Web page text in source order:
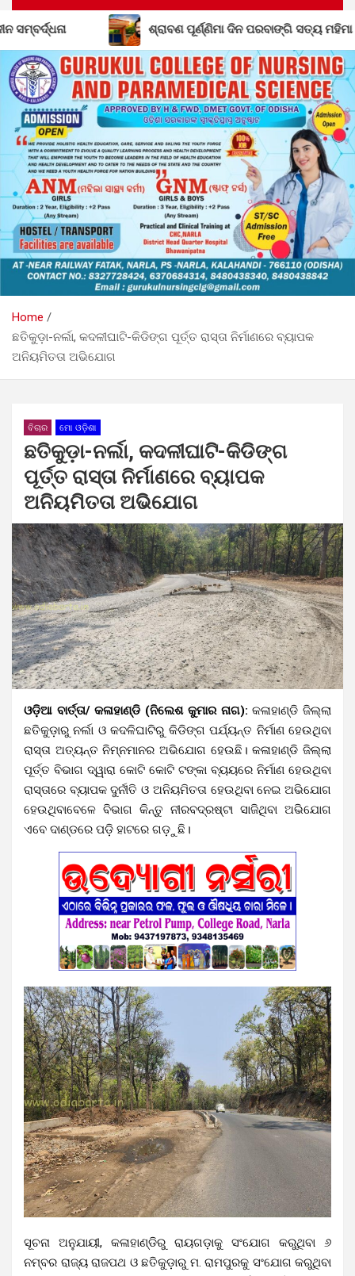
ଶ୍ରାବଣ ପୂର୍ଣ୍ଣିମା ଦିନ ପରବାଙ୍ଗି ସତ୍ୟ ମହିମା ଆଶ୍ରମରେ ମହାସମାରୋହରେ
Home
ଛତିକୁଡ଼ା-ନର୍ଲା, କଦଳୀଘାଟି-କିଡିଙ୍ଗ ପୂର୍ତ୍ତ ରାସ୍ତା ନିର୍ମାଣରେ ବ୍ୟାପକ
ଅନିୟମିତତା ଅଭିଯୋଗ
ବିଚାର ମୋ ଓଡ଼ିଶା
ଛତିକୁଡ଼ା-ନର୍ଲା, କଦଳୀଘାଟି-କିଡିଙ୍ଗ
ପୂର୍ତ୍ତ ରାସ୍ତା ନିର୍ମାଣରେ ବ୍ୟାପକ
ଅନିୟମିତତା ଅଭିଯୋଗ
ଓଡ଼ିଆ ବାର୍ତ୍ତା/ କଳାହାଣ୍ଡି (ନିଲେଶ କୁମାର ନାଗ): କଳାହାଣ୍ଡି ଜିଲ୍ଲା
ଛତିକୁଡ଼ାରୁ ନର୍ଲା ଓ କଦଳିଘାଟିରୁ କିଡିଙ୍ଗ ପର୍ଯ୍ୟନ୍ତ ନିର୍ମାଣ ହେଉଥିବା
ରାସ୍ତା ଅତ୍ୟନ୍ତ ନିମ୍ନମାନର ଅଭିଯୋଗ ହେଉଛି। କଳାହାଣ୍ଡି ଜିଲ୍ଲା
ପୂର୍ତ୍ତ ବିଭାଗ ଦ୍ୱାରା କୋଟି କୋଟି ଟଙ୍କା ବ୍ୟୟରେ ନିର୍ମାଣ ହେଉଥିବା
ରାସ୍ତାରେ ବ୍ୟାପକ ଦୁର୍ନୀତି ଓ ଅନିୟମିତତା ହେଉଥିବା ନେଇ ଅଭିଯୋଗ
ହେଉଥିବାବେଳେ ବିଭାଗ କିନ୍ତୁ ନୀରବଦ୍ରଷ୍ଟା ସାଜିଥିବା ଅଭିଯୋଗ
ଏବେ ଦାଣ୍ଡରେ ପଡ଼ି ହାଟରେ ଗଡ଼ୁଛି।
ସୂଚନା ଅନୁଯାୟୀ, କଳାହାଣ୍ଡିରୁ ରାୟଗଡ଼ାକୁ ସଂଯୋଗ କରୁଥିବା ୬
ନମ୍ବର ରାଜ୍ୟ ରାଜପଥ ଓ ଛତିକୁଡ଼ାରୁ ମ. ରାମପୁରକୁ ସଂଯୋଗ କରୁଥିବା